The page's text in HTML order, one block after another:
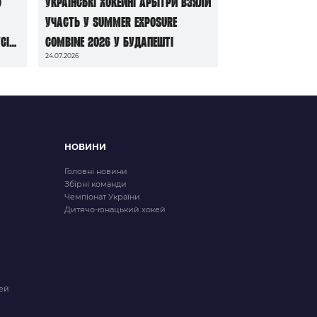
участь у Summer Exposure
Combine 2026 у Будапешті
24.07.2026
НОВИНИ
Головні новини
Збірні команди
Чемпіонат України
Дитячо-юнацький хокей